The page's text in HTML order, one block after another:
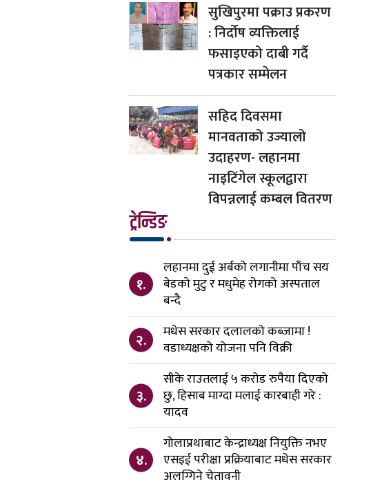
सुखिपुरमा पक्राउ प्रकरण
: निर्दोष व्यक्तिलाई
फसाइएको दाबी गर्दै
पत्रकार सम्मेलन
सहिद दिवसमा
मानवताको उज्यालो
उदाहरण- लहानमा
नाइटिंगेल स्कूलद्वारा
विपन्नलाई कम्बल वितरण
ट्रेन्डिङ
१.
लहानमा दुई अर्बको लगानीमा पाँच सय
बेडको मुटु र मधुमेह रोगको अस्पताल
बन्दै
२.
मधेस सरकार दलालको कब्जामा !
वडाध्यक्षको योजना पनि विक्री
३.
सीके राउतलाई ५ करोड रुपैया दिएको
छु, हिसाब माग्दा मलाई कारबाही गरे :
यादव
४.
गोलाप्रथाबाट केन्द्राध्यक्ष नियुक्ति नभए
एसइई परीक्षा प्रक्रियाबाट मधेस सरकार
अलग्गिने चेतावनी